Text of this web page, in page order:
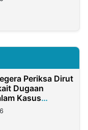
Periksa Dirut
Dugaan
Kasus
Nasabah Rp2,58